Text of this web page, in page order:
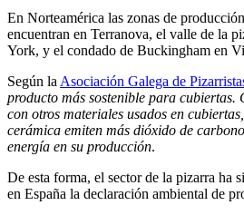
En Norteamérica las zonas de
encuentran en Terranova, el valle de la
York, y el condado de Buckingham en
Según la Asociación Galega de
producto más sostenible para
con otros materiales usados en
cerámica emiten más dióxido de
energía en su producción.
De esta forma, el sector de la pizarra ha
en España la declaración ambiental de